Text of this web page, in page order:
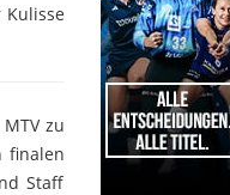
zu
finalen
Staff